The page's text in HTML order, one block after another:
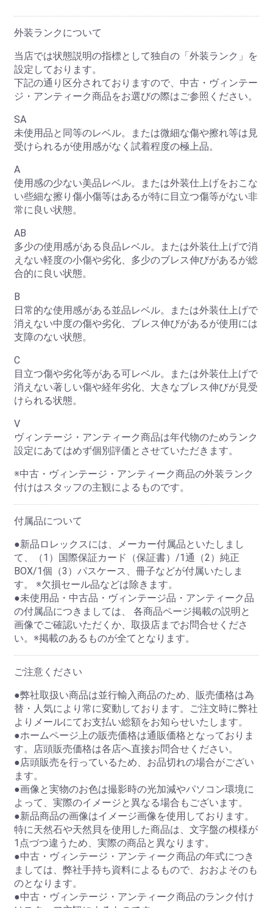
外装ランクについて
当店では状態説明の指標として独自の「外装ランク」を
設定しております。
下記の通り区分されておりますので、中古・ヴィンテー
ジ・アンティーク商品をお選びの際はご参照ください。
SA
未使用品と同等のレベル。または微細な傷や擦れ等は見
受けられるが使用感がなく試着程度の極上品。
A
使用感の少ない美品レベル。または外装仕上げをおこな
い些細な擦り傷小傷等はあるが特に目立つ傷等がない非
常に良い状態。
AB
多少の使用感がある良品レベル。または外装仕上げで消
えない軽度の小傷や劣化、多少のブレス伸びがあるが総
合的に良い状態。
B
日常的な使用感がある並品レベル。または外装仕上げで
消えない中度の傷や劣化、ブレス伸びがあるが使用には
支障のない状態。
C
目立つ傷や劣化等がある可レベル。または外装仕上げで
消えない著しい傷や経年劣化、大きなブレス伸びが見受
けられる状態。
V
ヴィンテージ・アンティーク商品は年代物のためランク
設定にあてはめず個別評価とさせていただきます。
※中古・ヴィンテージ・アンティーク商品の外装ランク
付けはスタッフの主観によるものです。
付属品について
●新品ロレックスには、メーカー付属品といたしまし
て、（1）国際保証カード（保証書）/1通（2）純正
BOX/1個（3）パスケース、冊子などが付属いたしま
す。 ※欠損セール品などは除きます。
●未使用品・中古品・ヴィンテージ品・アンティーク品
の付属品につきましては、 各商品ページ掲載の説明と
画像でご確認いただくか、取扱店までお問合せくださ
い。※掲載のあるものが全てとなります。
ご注意ください
●弊社取扱い商品は並行輸入商品のため、販売価格は為
替・人気により常に変動しております。ご注文時に弊社
よりメールにてお支払い総額をお知らせいたします。
●ホームページ上の販売価格は通販価格となっておりま
す。店頭販売価格は各店へ直接お問合せください。
●店頭販売を行っているため、お品切れの場合がござい
ます。
●画像と実物のお色は撮影時の光加減やパソコン環境に
よって、実際のイメージと異なる場合もございます。
●新品商品の画像はイメージ画像を使用しております。
特に天然石や天然貝を使用した商品は、文字盤の模様が
1点づつ違うため、実際の商品と異なります。
●中古・ヴィンテージ・アンティーク商品の年式につき
ましては、弊社手持ち資料によるもので、おおよそのも
のとなります。
●中古・ヴィンテージ・アンティーク商品のランク付け